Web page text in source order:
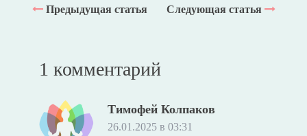
Предыдущая статья Следующая статья
1 комментарий
Тимофей Колпаков
26.01.2025 в 03:31